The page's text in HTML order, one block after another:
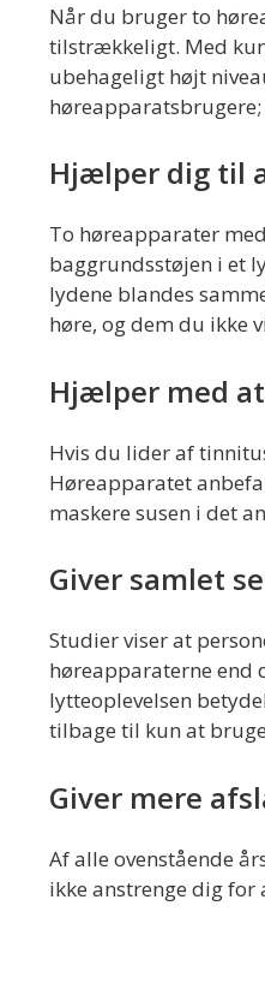
Når du bruger to
tilstrækkeligt. Med
ubehageligt højt
Hjælper dig til
To høreapparater
baggrundsstøjen i et
lydene blandes
høre, og dem du ikke
Hjælper med
Hvis du lider af
Høreapparatet
maskere susen i det
Giver samlet
Studier viser at
høreapparaterne end
lytteoplevelsen
tilbage til kun at
Giver mere
Af alle ovenstående
ikke anstrenge dig for